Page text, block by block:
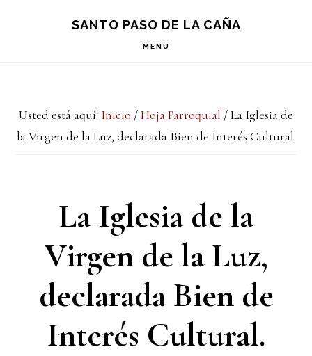
principal
lateral
principal
SANTO PASO DE LA CAÑA
MENU
Usted está aquí: Inicio /Hoja Parroquial /La Iglesia de
la Virgen de la Luz, declarada Bien de Interés Cultural.
La Iglesia de la
Virgen de la Luz,
declarada Bien de
Interés Cultural.